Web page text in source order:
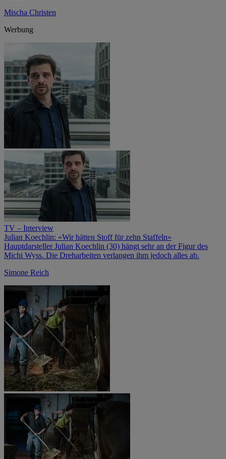
Mischa Christen
Werbung
TV – Interview
Julian Koechlin: «Wir hätten Stoff für zehn Staffeln»
Hauptdarsteller Julian Koechlin (30) hängt sehr an der Figur des
Michi Wyss. Die Dreharbeiten verlangen ihm jedoch alles ab.
Simone Reich